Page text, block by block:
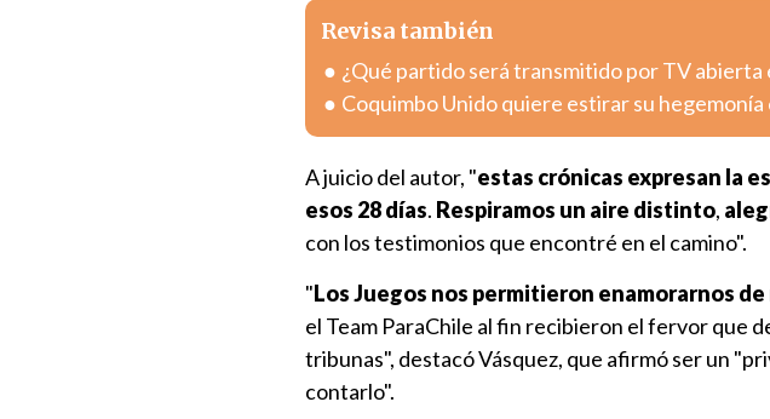
Revisa también
¿Qué partido será transmitido por TV abierta
Coquimbo Unido quiere estirar su hegemonía
A juicio del autor, "estas crónicas expresan la
esos 28 días. Respiramos un aire distinto,
con los testimonios que encontré en el camino".
"Los Juegos nos permitieron enamorarnos
el Team ParaChile al fin recibieron el fervor que
tribunas", destacó Vásquez, que afirmó ser un
contarlo".